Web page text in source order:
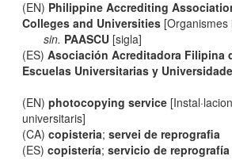
(EN) Philippine Accrediting
Colleges and Universities [Organismes
sin. PAASCU[sigla]
(ES)Asociación Acreditadora Filipina
Escuelas Universitarias y
(EN)photocopying service
universitaris]
(CA)copisteria;servei de reprografia
(ES)copistería;servicio de reprografía